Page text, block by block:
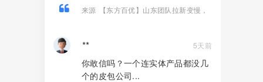
来源
【东方百优】山东团队拉新变慢，
** 5天前
你敢信吗？一个连实体产品都没几
个的皮包公司...